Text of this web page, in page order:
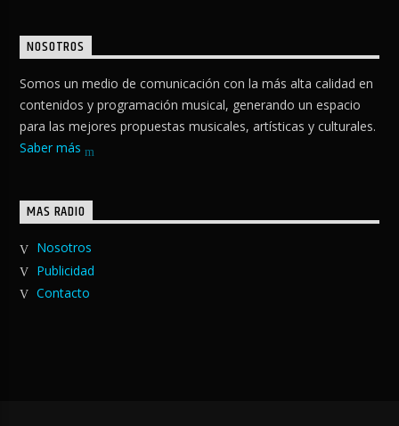
NOSOTROS
Somos un medio de comunicación con la más alta calidad en
contenidos y programación musical, generando un espacio
para las mejores propuestas musicales, artísticas y culturales.
Saber más
MAS RADIO
Nosotros
Publicidad
Contacto